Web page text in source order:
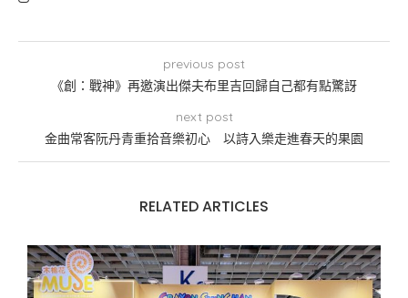
previous post
《創：戰神》再邀演出傑夫布里吉回歸自己都有點驚訝
next post
金曲常客阮丹青重拾音樂初心 以詩入樂走進春天的果園
RELATED ARTICLES